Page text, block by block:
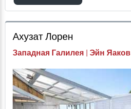
Проверка цен
Ахузат Лорен
Западная Галилея | Эйн Яаков